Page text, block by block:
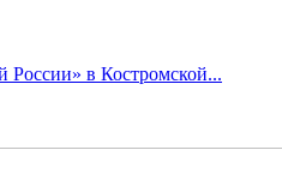
в Костромской...